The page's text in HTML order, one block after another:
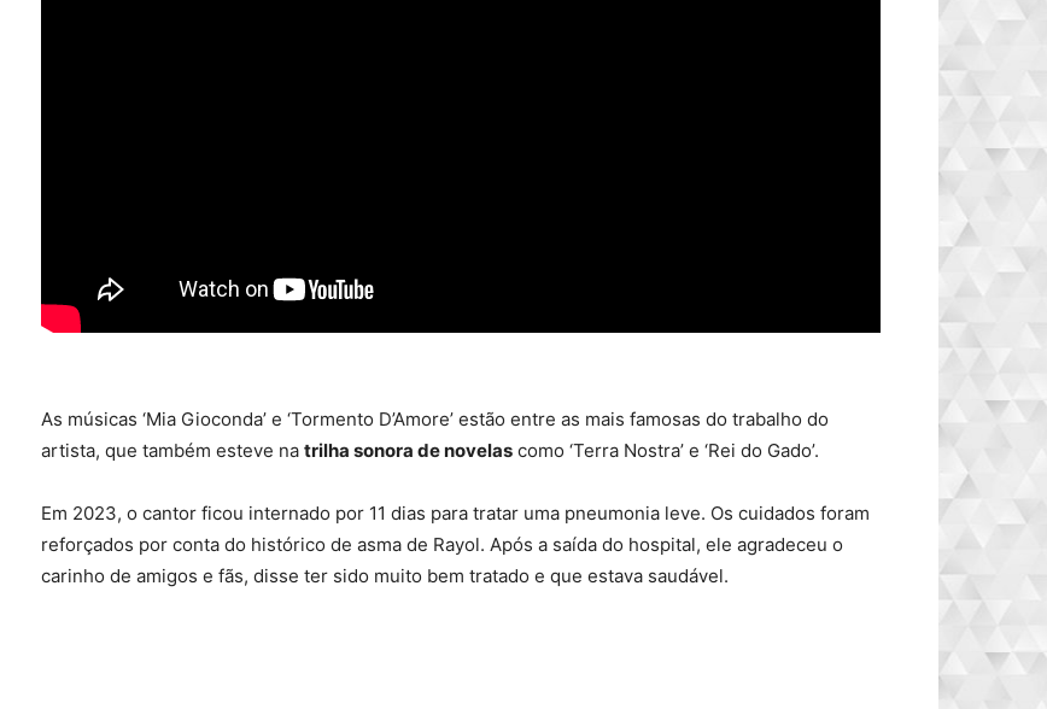
As músicas ‘Mia Gioconda’ e ‘Tormento D’Amore’ estão entre as mais famosas do trabalho do
artista, que também esteve na trilha sonora de novelas como ‘Terra Nostra’ e ‘Rei do Gado’.
Em 2023, o cantor ficou internado por 11 dias para tratar uma pneumonia leve. Os cuidados foram
reforçados por conta do histórico de asma de Rayol. Após a saída do hospital, ele agradeceu o
carinho de amigos e fãs, disse ter sido muito bem tratado e que estava saudável.